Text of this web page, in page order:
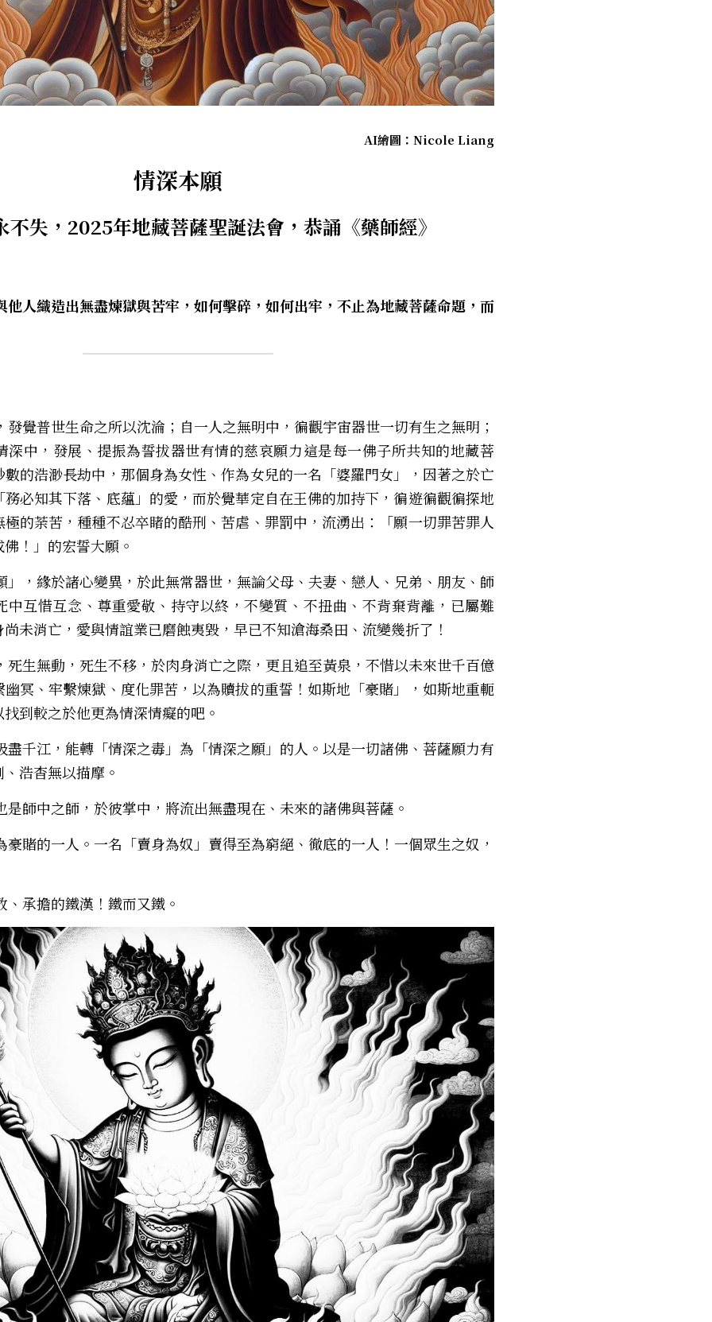
AI繪圖：Nicole Liang
情深本願
永不失，2025年地藏菩薩聖誕法會，恭誦《藥師經》
中，發展、提振為誓拔器世有情的慈哀願力――這是每一佛子所共知的地藏菩
的浩渺長劫中，那個身為女性、作為女兒的一名「婆羅門女」，因著之於亡
必知其下落、底蘊」的愛，而於覺華定自在王佛的加持下，徧遊徧觀徧探地
的荼苦，種種不忍卒睹的酷刑、苦虐、罪罰中，流湧出：「願一切罪苦罪人
！」的宏誓大願。
互惜互念、尊重愛敬、持守以終，不變質、不扭曲、不背棄背離，已屬難
尚未消亡，愛與情誼業已磨蝕夷毀，早已不知滄海桑田、流變幾折了！
冥、牢繫煉獄、度化罪苦，以為贖拔的重誓！如斯地「豪賭」，如斯地重軛
到較之於他更為情深情癡的吧。
浩杳無以描摩。
獅，也是師中之師，於彼掌中，將流出無盡現在、未來的諸佛與菩薩。
果敢、承擔的鐵漢！鐵而又鐵。